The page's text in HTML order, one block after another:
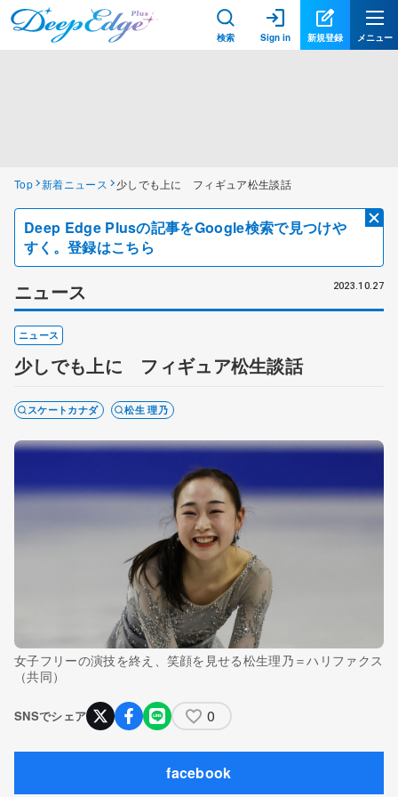
検索 Sign in 新規登録 メニュー
Top 新着ニュース 少しでも上に フィギュア松生談話
Deep Edge Plusの記事をGoogle検索で見つけや
すく。登録はこちら
ニュース 2023.10.27
ニュース
少しでも上に フィギュア松生談話
スケートカナダ 松生 理乃
女子フリーの演技を終え、笑顔を見せる松生理乃＝ハリファクス
（共同）
SNSでシェア 0
facebook